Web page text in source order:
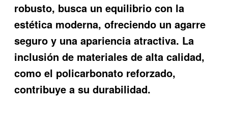
robusto, busca un equilibrio con la
estética moderna, ofreciendo un agarre
seguro y una apariencia atractiva. La
inclusión de materiales de alta calidad,
como el policarbonato reforzado,
contribuye a su durabilidad.